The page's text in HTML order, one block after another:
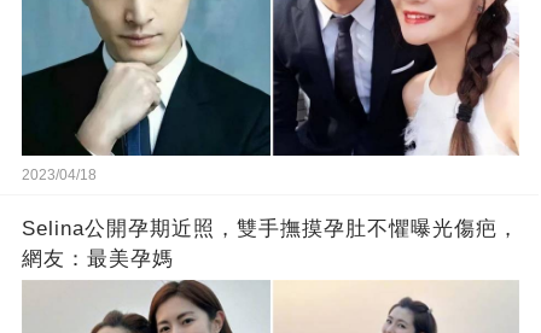
2023/04/18
Selina公開孕期近照，雙手撫摸孕肚不懼曝光傷疤，
網友：最美孕媽